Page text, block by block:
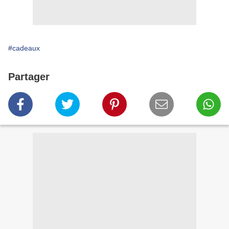
#cadeaux
Partager